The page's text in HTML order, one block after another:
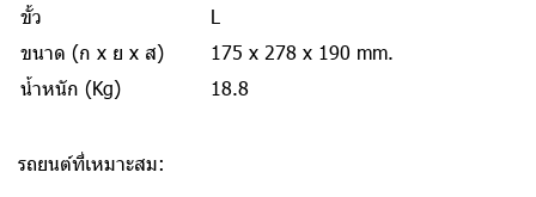
ขั้ว
L
ขนาด (ก x ย x ส)
175 x 278 x 190 mm.
น้ำหนัก (Kg)
18.8
รถยนต์ที่เหมาะสม: